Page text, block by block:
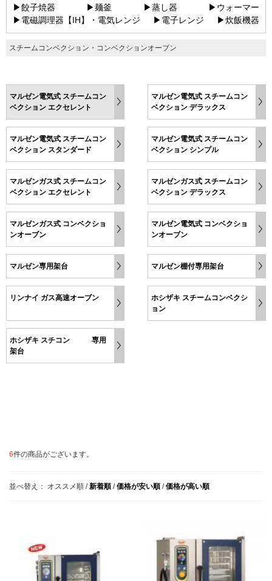
▶餃子焼器
▶麺釜 ▶蒸し器
▶ウォーマー
▶電磁調理器【IH】・電気レンジ
▶電子レンジ ▶炊飯機器
スチームコンベクション・コンベクションオーブン
マルゼン電気式 スチームコン
ベクション エクセレント
マルゼン電気式 スチームコン
ベクション デラックス
マルゼン電気式 スチームコン
ベクション スタンダード
マルゼン電気式 スチームコン
ベクション シンプル
マルゼンガス式 スチームコン
ベクション エクセレント
マルゼンガス式 スチームコン
ベクション デラックス
マルゼンガス式 コンベクショ
ンオーブン
マルゼン電気式 コンベクショ
ンオーブン
マルゼン専用架台 マルゼン棚付専用架台
リンナイ ガス高速オーブン
ホシザキ スチームコンベクシ
ョン
ホシザキ スチコン 専用
架台
6件の商品がございます。
並べ替え： オススメ順 /新着順 /価格が安い順 /価格が高い順